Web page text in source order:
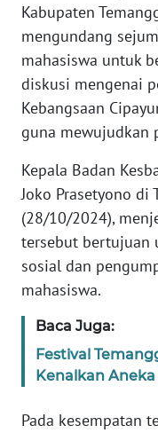
Kabupaten
mengundang
mahasiswa untuk
diskusi mengenai
Kebangsaan
guna mewujudkan
Kepala Badan
Joko Prasetyono di
(28/10/2024),
tersebut bertujuan
sosial dan
mahasiswa.
Baca Juga:
Festival
Kenalkan
Pada kesempatan
REDAKSI
KARIR
DISCLAIMER
Wahana
News
Regional
WN
SUMUT
WN